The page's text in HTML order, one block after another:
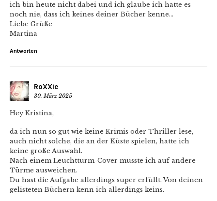
ich bin heute nicht dabei und ich glaube ich hatte es
noch nie, dass ich keines deiner Bücher kenne…
Liebe Grüße
Martina
Antworten
RoXXie
30. März 2025
Hey Kristina,
da ich nun so gut wie keine Krimis oder Thriller lese,
auch nicht solche, die an der Küste spielen, hatte ich
keine große Auswahl.
Nach einem Leuchtturm-Cover musste ich auf andere
Türme ausweichen.
Du hast die Aufgabe allerdings super erfüllt. Von deinen
gelisteten Büchern kenn ich allerdings keins.